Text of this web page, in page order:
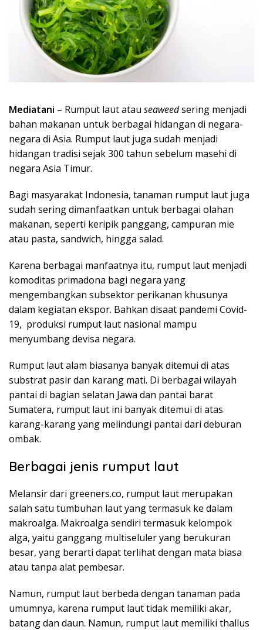
Mediatani – Rumput laut atau seaweedsering menjadi
bahan makanan untuk berbagai hidangan di negara-
negara di Asia. Rumput laut juga sudah menjadi
hidangan tradisi sejak 300 tahun sebelum masehi di
negara Asia Timur.
Bagi masyarakat Indonesia, tanaman rumput laut juga
sudah sering dimanfaatkan untuk berbagai olahan
makanan, seperti keripik panggang, campuran mie
atau pasta, sandwich, hingga salad.
Karena berbagai manfaatnya itu, rumput laut menjadi
komoditas primadona bagi negara yang
mengembangkan subsektor perikanan khusunya
dalam kegiatan ekspor. Bahkan disaat pandemi Covid-
19, produksi rumput laut nasional mampu
menyumbang devisa negara.
Rumput laut alam biasanya banyak ditemui di atas
substrat pasir dan karang mati. Di berbagai wilayah
pantai di bagian selatan Jawa dan pantai barat
Sumatera, rumput laut ini banyak ditemui di atas
karang-karang yang melindungi pantai dari deburan
ombak.
Berbagai jenis rumput laut
Melansir dari greeners.co, rumput laut merupakan
salah satu tumbuhan laut yang termasuk ke dalam
makroalga. Makroalga sendiri termasuk kelompok
alga, yaitu ganggang multiseluler yang berukuran
besar, yang berarti dapat terlihat dengan mata biasa
atau tanpa alat pembesar.
Namun, rumput laut berbeda dengan tanaman pada
umumnya, karena rumput laut tidak memiliki akar,
batang dan daun. Namun, rumput laut memiliki thallus